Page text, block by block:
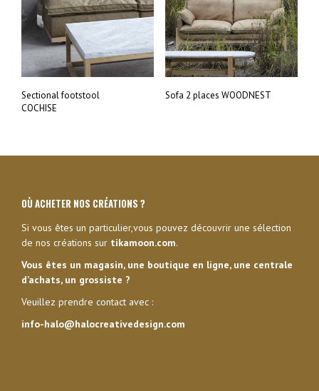
Sectional footstool
COCHISE
Sofa 2 places WOODNEST
OÙ ACHETER NOS CRÉATIONS ?
Si vous êtes un particulier,vous pouvez découvrir une sélection
de nos créations sur tikamoon.com.
Vous êtes un magasin, une boutique en ligne, une centrale
d’achats, un grossiste ?
Veuillez prendre contact avec :
info-halo@halocreativedesign.com